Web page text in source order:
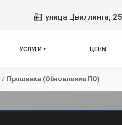
улица Цвиллинга, 25
УСЛУГИ ЦЕНЫ
/ Прошивка (Обновление ПО)